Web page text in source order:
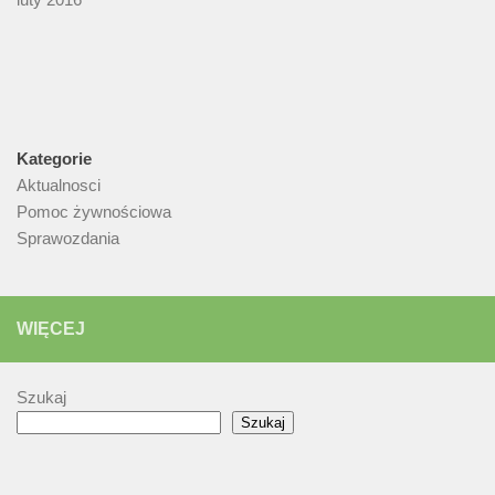
Kategorie
Aktualnosci
Pomoc żywnościowa
Sprawozdania
WIĘCEJ
Szukaj
Szukaj